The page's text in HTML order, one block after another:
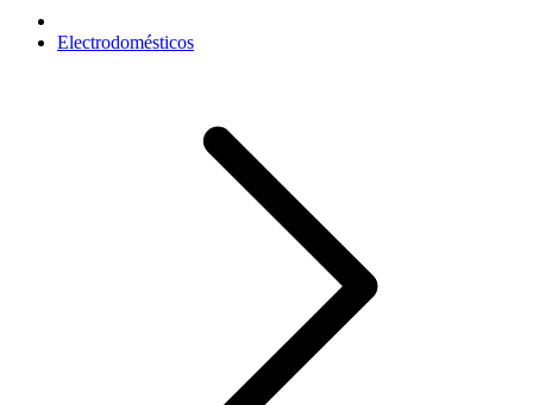
Electrodomésticos